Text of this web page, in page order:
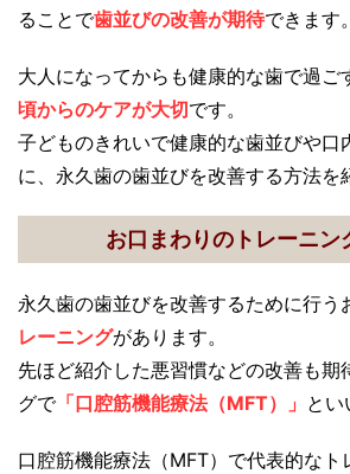
ることで歯並びの改善が期待できます。
大人になってからも健康的な歯で過ご
頃からのケアが大切です。
子どものきれいで健康的な歯並びや口
に、永久歯の歯並びを改善する方法を
お口まわりのトレーニン
永久歯の歯並びを改善するために行う
レーニングがあります。
先ほど紹介した悪習慣などの改善も期
グで「口腔筋機能療法（MFT）」 とい
口腔筋機能療法（MFT）で代表的なト